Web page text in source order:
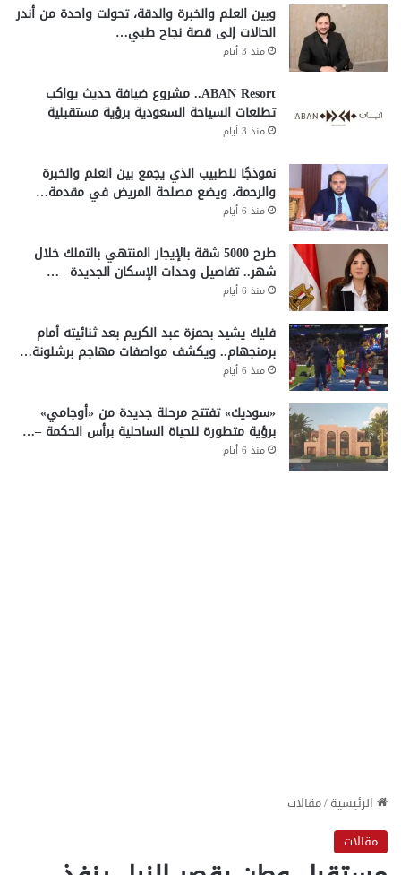
وبين العلم والخبرة والدقة، تحولت واحدة من أندر
الحالات إلى قصة نجاح طبي…
منذ 3 أيام
ABAN Resort.. مشروع ضيافة حديث يواكب
تطلعات السياحة السعودية برؤية مستقبلية
منذ 3 أيام
نموذجًا للطبيب الذي يجمع بين العلم والخبرة
والرحمة، ويضع مصلحة المريض في مقدمة…
منذ 6 أيام
طرح 5000 شقة بالإيجار المنتهي بالتملك خلال
شهر.. تفاصيل وحدات الإسكان الجديدة –…
منذ 6 أيام
فليك يشيد بحمزة عبد الكريم بعد ثنائيته أمام
برمنجهام.. ويكشف مواصفات مهاجم برشلونة…
منذ 6 أيام
«سوديك» تفتتح مرحلة جديدة من «أوجامي»
برؤية متطورة للحياة الساحلية برأس الحكمة –…
منذ 6 أيام